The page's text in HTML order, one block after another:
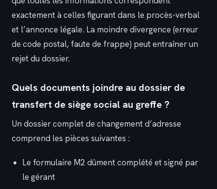
exactement à celles figurant dans le procès-verbal
et l’annonce légale. La moindre divergence (erreur
de code postal, faute de frappe) peut entraîner un
rejet du dossier.
Quels documents joindre au dossier de
transfert de siège social au greffe ?
Un dossier complet de changement d’adresse
comprend les pièces suivantes :
Le formulaire M2 dûment complété et signé par
le gérant